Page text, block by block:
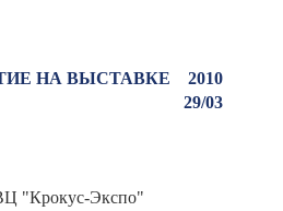
НА ВЫСТАВКЕ
2010
29/03
"Крокус-Экспо"